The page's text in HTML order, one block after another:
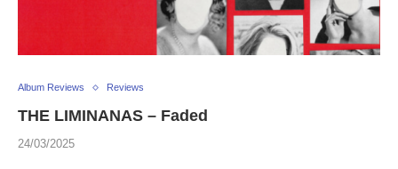
Album Reviews Reviews
THE LIMINANAS – Faded
24/03/2025